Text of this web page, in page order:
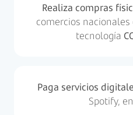
Realiza compras
comercios
tecnología
Paga servicios
Spotify,